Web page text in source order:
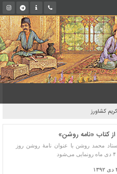
از کتاب «نامه روشن»
محمد روشن با عنوان نامۀ روشن روز